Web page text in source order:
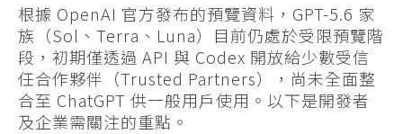
根據 OpenAI 官方發布的預覽資料，GPT-5.6 家
族（Sol、Terra、Luna）目前仍處於受限預覽階
段，初期僅透過 API 與 Codex 開放給少數受信
任合作夥伴（Trusted Partners），尚未全面整
合至 ChatGPT 供一般用戶使用。以下是開發者
及企業需關注的重點。